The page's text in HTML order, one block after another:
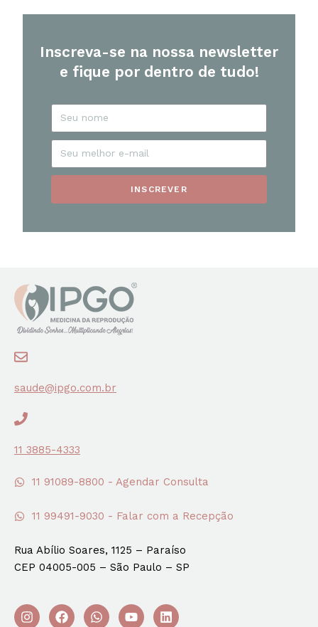
Inscreva-se na nossa newsletter
e fique por dentro de tudo!
INSCREVER
saude@ipgo.com.br
11 3885-4333
11 91089-8800 - Agendar Consulta
11 99491-9030 - Falar com a Recepção
Rua Abílio Soares, 1125 – Paraíso
CEP 04005-005 – São Paulo – SP